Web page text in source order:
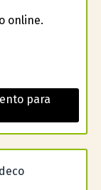
online.
para